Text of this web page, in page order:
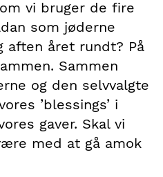
vi bruger de fire
som jøderne
aften året rundt? På
Sammen
og den selvvalgte
’blessings’ i
gaver. Skal vi
med at gå amok